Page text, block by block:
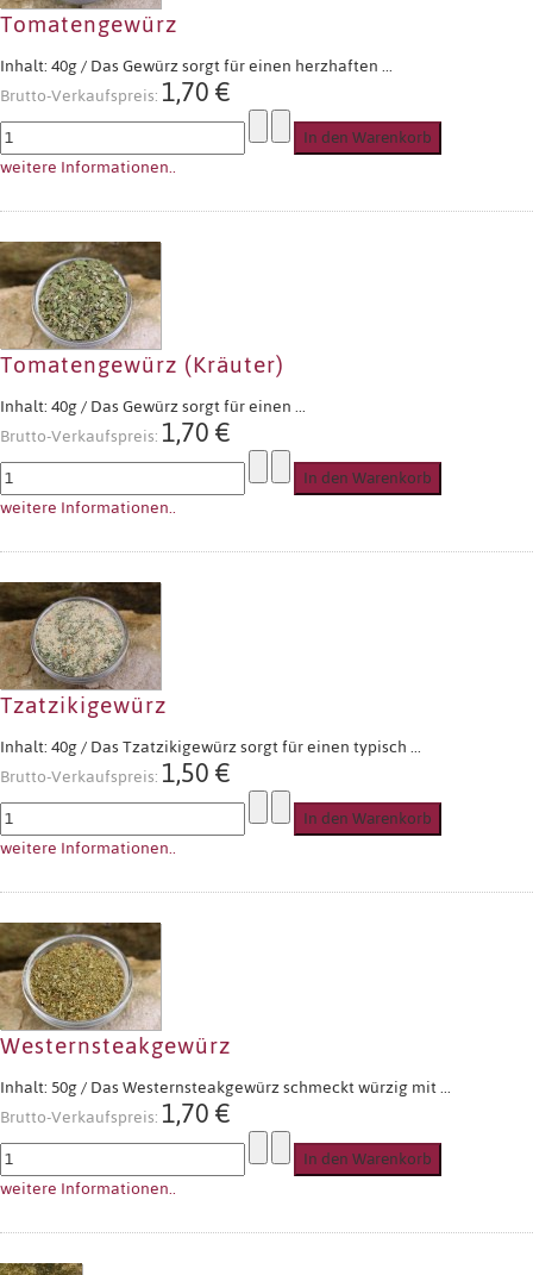
Tomatengewürz
Inhalt: 40g / Das Gewürz sorgt für einen herzhaften ...
Brutto-Verkaufspreis:1,70 €
weitere Informationen..
Tomatengewürz (Kräuter)
Inhalt: 40g / Das Gewürz sorgt für einen ...
Brutto-Verkaufspreis:1,70 €
weitere Informationen..
Tzatzikigewürz
Inhalt: 40g / Das Tzatzikigewürz sorgt für einen typisch ...
Brutto-Verkaufspreis:1,50 €
weitere Informationen..
Westernsteakgewürz
Inhalt: 50g / Das Westernsteakgewürz schmeckt würzig mit ...
Brutto-Verkaufspreis:1,70 €
weitere Informationen..